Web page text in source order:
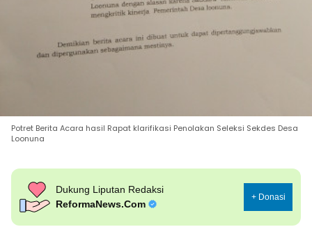
Potret Berita Acara hasil Rapat klarifikasi Penolakan Seleksi Sekdes Desa
Loonuna
Dukung Liputan Redaksi
ReformaNews.Com
+ Donasi